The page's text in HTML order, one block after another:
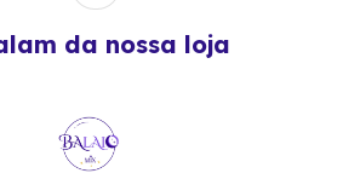
da nossa loja